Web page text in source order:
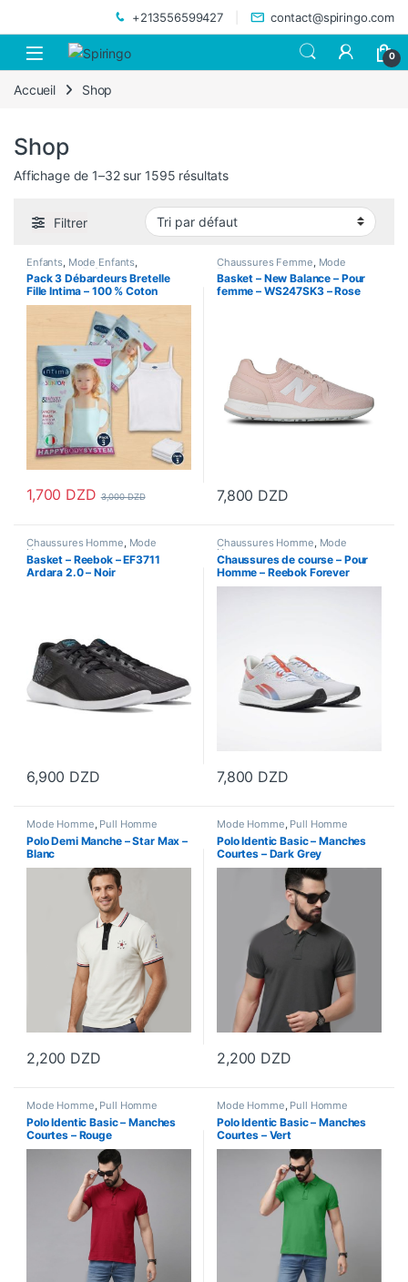
+213556599427 contact@spiringo.com
0
Accueil Shop
Shop
Affichage de 1–32 sur 1595 résultats
Filtrer
Enfants Mode Enfants
Vetements Enfants
Pack 3 Débardeurs Bretelle
Fille Intima – 100 % Coton
1,700 DZD 3,000DZD
Ce produit a plusieurs variations. Les options peuvent être
Chaussures Femme Mode
Femme
Basket – New Balance – Pour
femme – WS247SK3 – Rose
7,800 DZD
Ce produit a plusieurs
Chaussures Homme, Mode
Homme
Basket – Reebok – EF3711
Ardara 2.0 – Noir
6,900 DZD
Ce produit a plusieurs variations. Les options peuvent être
Chaussures Homme, Mode
Homme
Chaussures de course – Pour
Homme – Reebok Forever
Floatride Energy 2 – EF6912
7,800 DZD
Ce produit a plusieurs
Mode Homme, Pull Homme
Polo Demi Manche – Star Max –
Blanc
2,200 DZD
Ce produit a plusieurs variations. Les options peuvent être
Mode Homme, Pull Homme
Polo Identic Basic – Manches
Courtes – Dark Grey
2,200 DZD
Ce produit a plusieurs
Mode Homme, Pull Homme
Polo Identic Basic – Manches
Courtes – Rouge
Mode Homme, Pull Homme
Polo Identic Basic – Manches
Courtes – Vert